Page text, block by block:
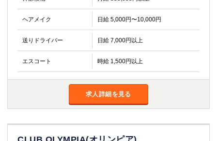
ヘアメイク 日給 5,000円〜10,000円
送りドライバー 日給 7,000円以上
エスコート 時給 1,500円以上
求人詳細を見る